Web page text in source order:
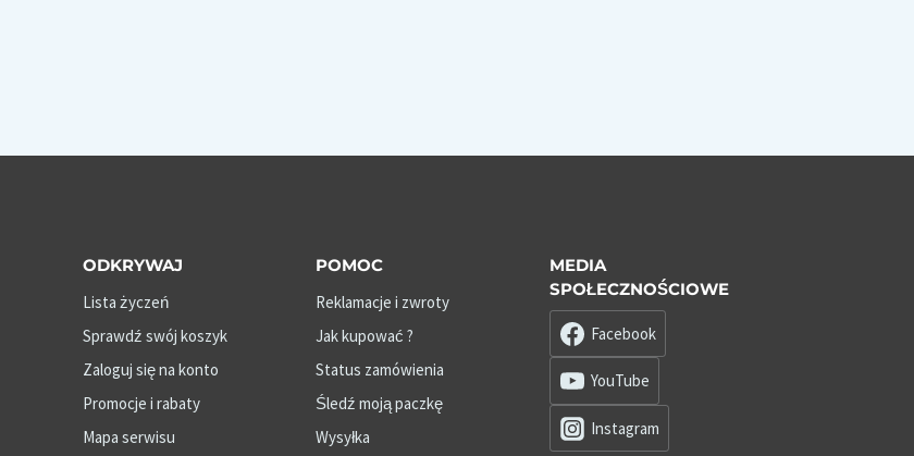
ODKRYWAJ
Lista życzeń
Sprawdź swój koszyk
Zaloguj się na konto
Promocje i rabaty
Mapa serwisu
POMOC
Reklamacje i zwroty
Jak kupować ?
Status zamówienia
Śledź moją paczkę
Wysyłka
MEDIA
SPOŁECZNOŚCIOWE
Facebook
YouTube
Instagram